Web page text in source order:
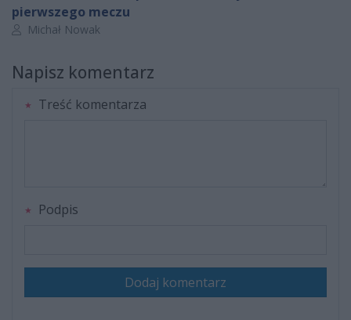
pierwszego meczu
Autor artykułu:
Michał Nowak
Napisz komentarz
Treść komentarza
Podpis
Dodaj komentarz